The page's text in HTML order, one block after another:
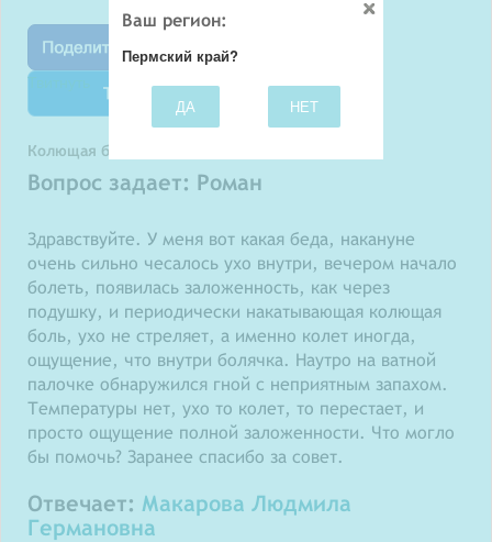
Твитнуть
Колющая боль в ухе
Вопрос задает: Роман
Здравствуйте. У меня вот какая беда, накануне
очень сильно чесалось ухо внутри, вечером начало
болеть, появилась заложенность, как через
подушку, и периодически накатывающая колющая
боль, ухо не стреляет, а именно колет иногда,
ощущение, что внутри болячка. Наутро на ватной
палочке обнаружился гной с неприятным запахом.
Температуры нет, ухо то колет, то перестает, и
просто ощущение полной заложенности. Что могло
бы помочь? Заранее спасибо за совет.
Отвечает: Макарова Людмила
Германовна
Ваш регион:
Пермский край?
ДА НЕТ